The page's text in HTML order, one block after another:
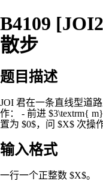
B4109
散步
题目描述
JOI 君在一条直线型道
作： - 前进 $3\textrm{
置为 $0$，问 $X$ 次操
输入格式
一行一个正整数 $X$。